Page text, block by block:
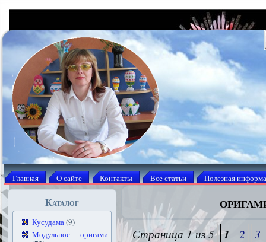
Главная О сайте Контакты Все статьи Полезная
Каталог
Кусудама(9)
Модульное оригами
Страница 1 из 5 1 2 3